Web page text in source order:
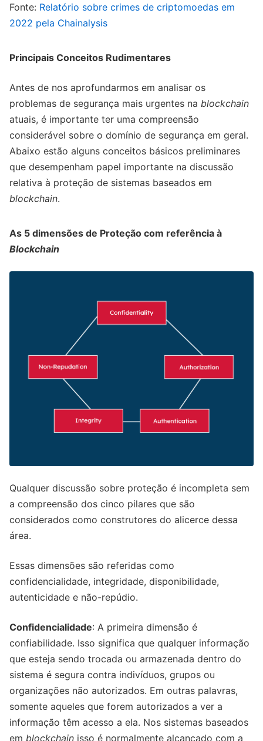
Fonte: Relatório sobre crimes de criptomoedas em
2022 pela Chainalysis
Principais Conceitos Rudimentares
Antes de nos aprofundarmos em analisar os
problemas de segurança mais urgentes na blockchain
atuais, é importante ter uma compreensão
considerável sobre o domínio de segurança em geral.
Abaixo estão alguns conceitos básicos preliminares
que desempenham papel importante na discussão
relativa à proteção de sistemas baseados em
blockchain.
As 5 dimensões de Proteção com referência à
Blockchain
Qualquer discussão sobre proteção é incompleta sem
a compreensão dos cinco pilares que são
considerados como construtores do alicerce dessa
área.
Essas dimensões são referidas como
confidencialidade, integridade, disponibilidade,
autenticidade e não-repúdio.
Confidencialidade: A primeira dimensão é
confiabilidade. Isso significa que qualquer informação
que esteja sendo trocada ou armazenada dentro do
sistema é segura contra indivíduos, grupos ou
organizações não autorizados. Em outras palavras,
somente aqueles que forem autorizados a ver a
informação têm acesso a ela. Nos sistemas baseados
em blockchain isso é normalmente alcançado com a